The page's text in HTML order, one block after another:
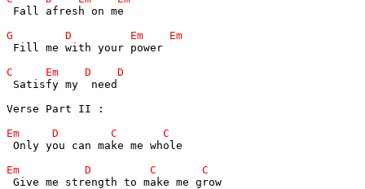
Fall afresh on me
Fill me with your power
Satisfy my  need
Verse Part II :
Only you can make me whole
Give me strength to make me grow